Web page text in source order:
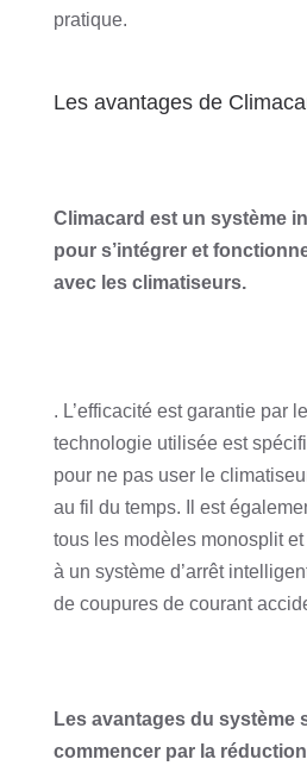
pratique.
Les avantages de
Climacard est un système
pour s’intégrer et
avec les climatiseurs.
. L’efficacité est garantie par
technologie utilisée est
pour ne pas user le
au fil du temps. Il est
tous les modèles monosplit
à un système d’arrêt
de coupures de courant
Les avantages du système
commencer par la